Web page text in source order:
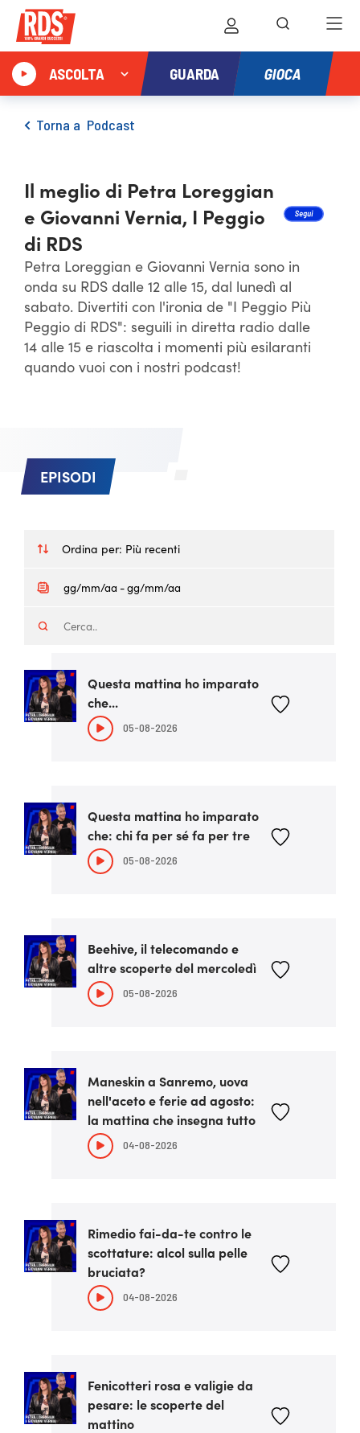
ASCOLTA GUARDA GIOCA
Torna a Podcast
Il meglio di Petra Loreggian
e Giovanni Vernia, I Peggio
di RDS
Petra Loreggian e Giovanni Vernia sono in
onda su RDS dalle 12 alle 15, dal lunedì al
sabato. Divertiti con l'ironia de "I Peggio Più
Peggio di RDS": seguili in diretta radio dalle
14 alle 15 e riascolta i momenti più esilaranti
quando vuoi con i nostri podcast!
EPISODI
Ordina per: Più recenti
Questa mattina ho imparato
che...
05-08-2026
Questa mattina ho imparato
che: chi fa per sé fa per tre
05-08-2026
Beehive, il telecomando e
altre scoperte del mercoledì
05-08-2026
Maneskin a Sanremo, uova
nell'aceto e ferie ad agosto:
la mattina che insegna tutto
04-08-2026
Rimedio fai-da-te contro le
scottature: alcol sulla pelle
bruciata?
04-08-2026
Fenicotteri rosa e valigie da
pesare: le scoperte del
mattino